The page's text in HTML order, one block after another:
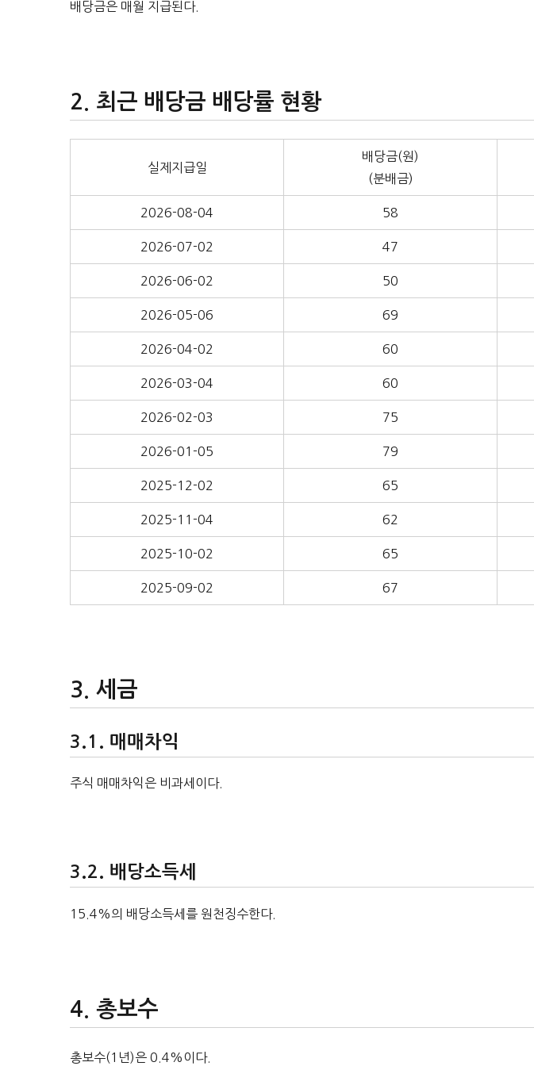
배당금은 매월 지급된다.
최근 배당금 배당률 현황
실제지급일
배당금(원)
(분배금)
2026-08-04 58
2026-07-02 47
2026-06-02 50
2026-05-06 69
2026-04-02 60
2026-03-04 60
2026-02-03 75
2026-01-05 79
2025-12-02 65
2025-11-04 62
2025-10-02 65
2025-09-02 67
세금
매매차익
주식 매매차익은 비과세이다.
배당소득세
15.4%의 배당소득세를 원천징수한다.
총보수
총보수(1년)은 0.4%이다.